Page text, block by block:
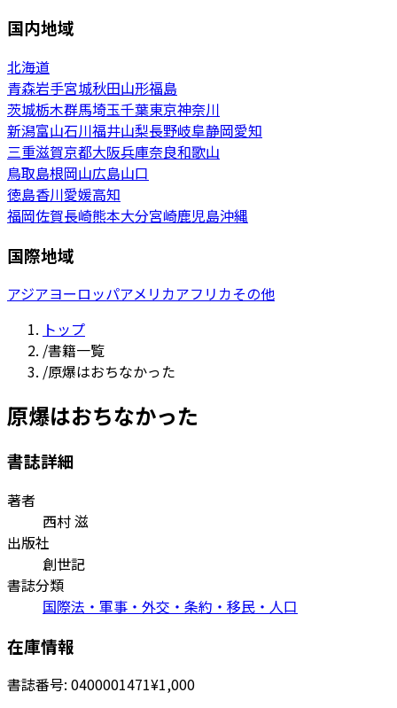
国内地域
北海道
青森岩手宮城秋田山形福島
茨城栃木群馬埼玉千葉東京神奈川
新潟富山石川福井山梨長野岐阜静岡愛知
三重滋賀京都大阪兵庫奈良和歌山
鳥取島根岡山広島山口
徳島香川愛媛高知
福岡佐賀長崎熊本大分宮崎鹿児島沖縄
国際地域
アジアヨーロッパアメリカアフリカその他
トップ
/書籍一覧
/原爆はおちなかった
原爆はおちなかった
書誌詳細
著者
西村 滋
出版社
創世記
書誌分類
国際法・軍事・外交・条約・移民・人口
在庫情報
書誌番号: 0400001471¥1,000